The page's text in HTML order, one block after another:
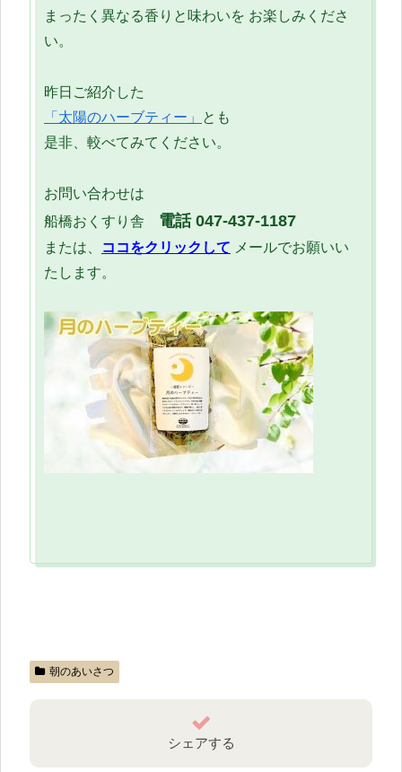
まったく異なる香りと味わいを お楽しみくださ
い。
昨日ご紹介した
「太陽のハーブティー」
とも
是非、較べてみてください。
お問い合わせは
船橋おくすり舎 電話 047-437-1187
または、 ココをクリックして メールでお願いい
たします。
朝のあいさつ
シェアする